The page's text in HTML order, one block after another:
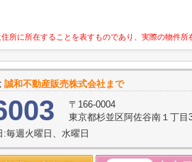
所に所在することを表すものであり、実際の物件所
誠和不動産販売株式会社まで
〒166-0004
東京都杉並区阿佐谷南１
毎週火曜日、水曜日